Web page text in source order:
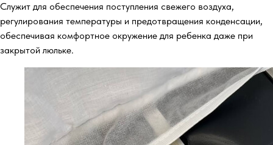
Служит для обеспечения поступления свежего воздуха,
регулирования температуры и предотвращения конденсации,
обеспечивая комфортное окружение для ребенка даже при
закрытой люльке.